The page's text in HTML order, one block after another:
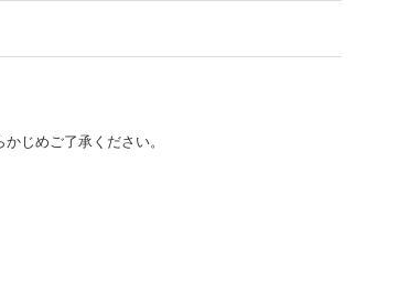
じめご了承ください。